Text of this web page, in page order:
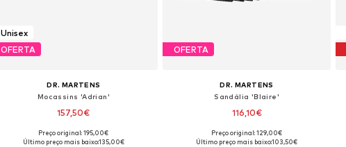
Unisex
OFERTA
DR. MARTENS
Mocassins 'Adrian'
157,50€
Disponível em vários tamanhos
Preço original: 195,00€
Último preço mais baixo:135,00€
OFERTA
DR. MARTENS
Sandália 'Blaire'
116,10€
Disponível em vários tamanhos
Preço original: 129,00€
Último preço mais baixo:103,50€